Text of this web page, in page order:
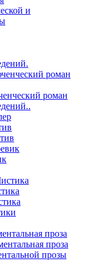
и
роман
роман
проза
проза
прозы